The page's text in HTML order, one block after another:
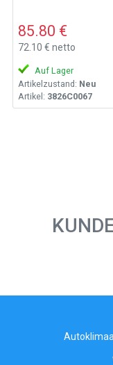
85.80 €
72.10 € netto
Auf Lager
Artikelzustand: Neu
Artikel: 3826C0067